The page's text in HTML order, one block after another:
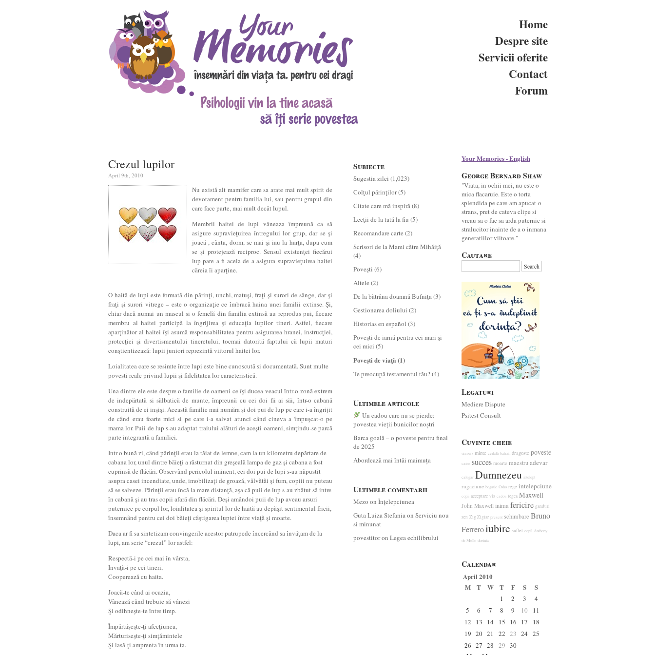
Home
Despre site
Servicii oferite
Contact
Forum
Crezul lupilor
April 9th, 2010
Nu există alt mamifer care sa arate mai mult spirit de
devotament pentru familia lui, sau pentru grupul din
care face parte, mai mult decât lupul.
Membrii haitei de lupi vâneaza împreună ca să
asigure supravieţuirea întregului lor grup, dar se şi
joacă , cânta, dorm, se mai şi iau la harţa, dupa cum
se şi protejează reciproc. Sensul existenţei fiecărui
lup pare a fi acela de a asigura supravieţuirea haitei
căreia îi aparţine.
O haită de lupi este formată din părinţi, unchi, matuşi, fraţi şi surori de sânge, dar şi
fraţi şi surori vitrege – este o organizaţie ce îmbracă haina unei familii extinse. Şi,
chiar dacă numai un mascul si o femelă din familia extinsă au reprodus pui, fiecare
membru al haitei participă la îngrijirea şi educaţia lupilor tineri. Astfel, fiecare
aparţinător al haitei îşi asumă responsabilitatea pentru asigurarea hranei, instrucţiei,
protecţiei şi divertismentului tineretului, tocmai datorită faptului că lupii maturi
conştientizează: lupii juniori reprezintă viitorul haitei lor.
Loialitatea care se resimte între lupi este bine cunoscută si documentată. Sunt multe
povesti reale privind lupii şi fidelitatea lor caracteristică.
Una dintre ele este despre o familie de oameni ce îşi ducea veacul într-o zonă extrem
de indepărtată si sălbatică de munte, împreună cu cei doi fii ai săi, într-o cabană
construită de ei inşişi. Această familie mai număra şi doi pui de lup pe care i-a îngrijit
de când erau foarte mici si pe care i-a salvat atunci când cineva a împuşcat-o pe
mama lor. Puii de lup s-au adaptat traiului alături de aceşti oameni, simţindu-se parcă
parte integrantă a familiei.
Într-o bună zi, când părinţii erau la tăiat de lemne, cam la un kilometru depărtare de
cabana lor, unul dintre băieţi a răsturnat din greşeală lampa de gaz şi cabana a fost
cuprinsă de flăcări. Observând pericolul iminent, cei doi pui de lupi s-au năpustit
asupra casei incendiate, unde, imobilizaţi de groază, vâlvătăi şi fum, copiii nu puteau
să se salveze. Părinţii erau încă la mare distanţă, aşa că puii de lup s-au zbătut să intre
în cabană şi au tras copii afară din flăcări. Deşi amândoi puii de lup aveau arsuri
puternice pe corpul lor, loialitatea şi spiritul lor de haită au depăşit sentimentul fricii,
însemnând pentru cei doi băieţi câştigarea luptei între viaţă şi moarte.
Daca ar fi sa sintetizam convingerile acestor patrupede încercând sa învăţam de la
lupi, am scrie “crezul” lor astfel:
Respectă-i pe cei mai în vârsta,
Invaţă-i pe cei tineri,
Cooperează cu haita.
Joacă-te când ai ocazia,
Vânează când trebuie să vânezi
Şi odihneşte-te între timp.
Împărtăşeşte-ţi afecţiunea,
Mărturiseşte-ţi simţămintele
Şi lasă-ţi amprenta în urma ta.
Subiecte
Sugestia zilei (1,023)
Colţul părinţilor(5)
Citate care mă inspiră(8)
Lecţii de la tată la fiu (5)
Recomandare carte (2)
Scrisori de la Mami către Mihăiţă
(4)
Poveşti (6)
Altele (2)
De la bătrâna doamnă Bufniţa(3)
Gestionarea doliului (2)
Historias en español (3)
Poveşti de iarnă pentru cei mari şi
cei mici (5)
Poveşti de viaţă (1)
Te preocupă testamentul tău?(4)
Ultimele articole
Un cadou care nu se pierde:
povestea vieții bunicilor noștri
Barca goală – o poveste pentru final
de 2025
Abordează mai întâi maimuța
Ultimele comentarii
Mezo on Înţelepciunea
Guta Luiza Stefaniaon Serviciu nou
si minunat
povestitoron Legea echilibrului
Your Memories - English
George Bernard Shaw
"Viata, in ochii mei, nu este o
mica flacaruie. Este o torta
splendida pe care-am apucat-o
strans, pret de cateva clipe si
vreau sa o fac sa arda puternic si
stralucitor inainte de a o inmana
generatiilor viitoare."
Cautare
Legaturi
Mediere Dispute
Psitest Consult
Cuvinte cheie
univers minte ceilalti batran dragoste poveste
caine succes moarte maestruadevar
calugar Dumnezeu intelept
rugaciune bogatie Osho rege intelepciune
copii acceptare vis cadou legea Maxwell
John Maxwell inima fericire ganduri
zen Zig Ziglar prezent schimbare Bruno
Ferreroiubire suflet copil Anthony
de Mello dorinta
Calendar
April 2010
M
T W T F S S
1 2 3
4
5
6 7 8 9 10
11
12
13 14 15 16 17
18
19 20 21 22 23 24
25
26 27 28 29 30